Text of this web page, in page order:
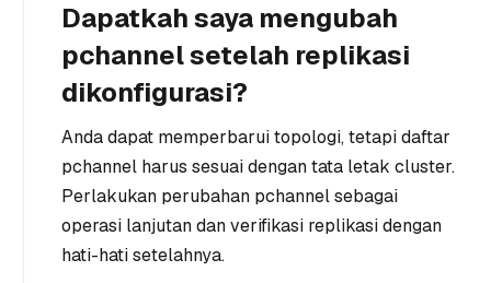
Dapatkah saya mengubah
pchannel setelah replikasi
dikonfigurasi?
Anda dapat memperbarui topologi, tetapi daftar
pchannel harus sesuai dengan tata letak cluster.
Perlakukan perubahan pchannel sebagai
operasi lanjutan dan verifikasi replikasi dengan
hati-hati setelahnya.